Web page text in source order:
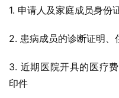
1. 申请人及家庭成员身份
2. 患病成员的诊断证明
3. 近期医院开具的医疗
印件